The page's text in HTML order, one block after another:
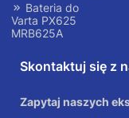
Bateria do
Varta PX625
MRB625A
Skontaktuj się z
Zapytaj naszych